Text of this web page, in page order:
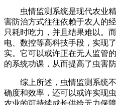
虫情监测系统是现代农业精
害防治方式往往依赖于农人的
只耗时吃力，并且结果难以。
电、数控等高科技手段，实现
实。它可以或许正在无人监管
的系统功课，从而提高了虫害
综上所述，虫情监测系统不
确度和效率，还可以或许实现
农业的可持续成长供给无力保障